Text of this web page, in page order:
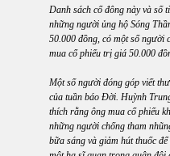
Danh sách cổ đông này và số
những người ủng hộ Sóng
50.000 đồng, có một số người
mua cổ phiếu trị giá 50.000
Một số người đóng góp viết
của tuần báo Đời. Huỳnh
thích rằng ông mua cổ phiếu
những người chống tham
bữa sáng và giảm hút thuốc